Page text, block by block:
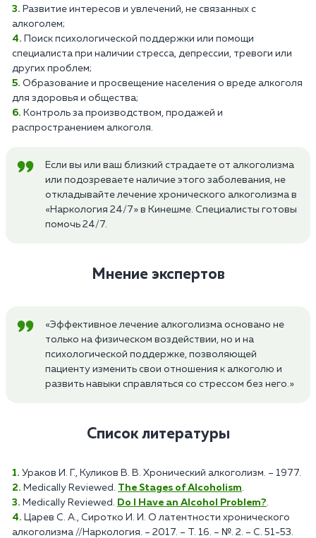
Развитие интересов и увлечений, не связанных с
алкоголем;
Поиск психологической поддержки или помощи
специалиста при наличии стресса, депрессии, тревоги или
других проблем;
Образование и просвещение населения о вреде алкоголя
для здоровья и общества;
Контроль за производством, продажей и
распространением алкоголя.
Если вы или ваш близкий страдаете от алкоголизма
или подозреваете наличие этого заболевания, не
откладывайте лечение хронического алкоголизма в
«Наркология 24/7» в Кинешме. Специалисты готовы
помочь 24/7.
Мнение экспертов
«Эффективное лечение алкоголизма основано не
только на физическом воздействии, но и на
психологической поддержке, позволяющей
пациенту изменить свои отношения к алкоголю и
развить навыки справляться со стрессом без него.»
Список литературы
Ураков И. Г., Куликов В. В. Хронический алкоголизм. – 1977.
Medically Reviewed. The Stages of Alcoholism
Medically Reviewed.
Do I Have an Alcohol Problem?
Царев С. А., Сиротко И. И. О латентности хронического
алкоголизма //Наркология. – 2017. – Т. 16. – №. 2. – С. 51-53.